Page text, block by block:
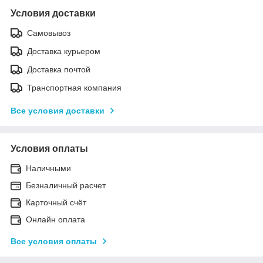
Условия доставки
Самовывоз
Доставка курьером
Доставка почтой
Транспортная компания
Все условия доставки
Условия оплаты
Наличными
Безналичный расчет
Карточный счёт
Онлайн оплата
Все условия оплаты